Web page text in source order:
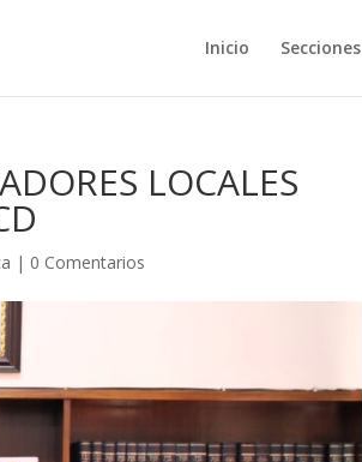
Inicio Secciones
LOCALES
| 0 Comentarios